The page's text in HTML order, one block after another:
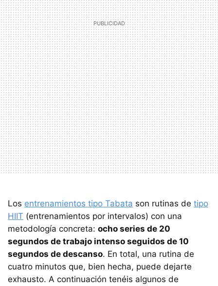
Los entrenamientos tipo Tabata son rutinas de tipo
HIIT (entrenamientos por intervalos) con una
metodología concreta: ocho series de 20
segundos de trabajo intenso seguidos de 10
segundos de descanso. En total, una rutina de
cuatro minutos que, bien hecha, puede dejarte
exhausto. A continuación tenéis algunos de